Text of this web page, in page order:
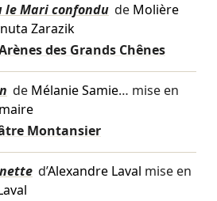
le Mari confondu de Molière
Zarazik
des Grands Chênes
de Mélanie Samie… mise en
Montansier
d’Alexandre Laval mise en